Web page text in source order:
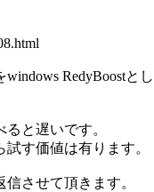
RedyBoost
と遅いです。
す価値は有ります。
させて頂きます。